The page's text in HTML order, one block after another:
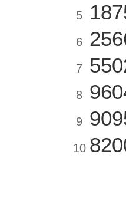
5
6
7
8
9
10